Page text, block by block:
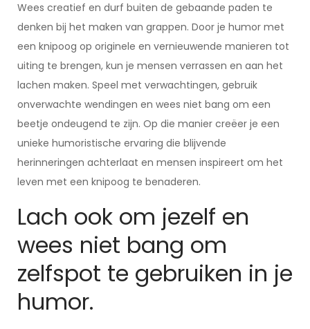
Wees creatief en durf buiten de gebaande paden te
denken bij het maken van grappen. Door je humor met
een knipoog op originele en vernieuwende manieren tot
uiting te brengen, kun je mensen verrassen en aan het
lachen maken. Speel met verwachtingen, gebruik
onverwachte wendingen en wees niet bang om een
beetje ondeugend te zijn. Op die manier creëer je een
unieke humoristische ervaring die blijvende
herinneringen achterlaat en mensen inspireert om het
leven met een knipoog te benaderen.
Lach ook om jezelf en
wees niet bang om
zelfspot te gebruiken in je
humor.